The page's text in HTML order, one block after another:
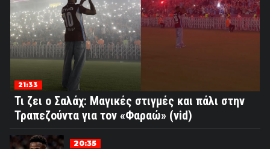
21:33
Τι ζει ο Σαλάχ: Μαγικές στιγμές και πάλι στην
Τραπεζούντα για τον «Φαραώ» (vid)
20:35